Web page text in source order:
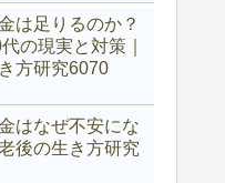
は足りるのか？
の現実と対策｜
方研究6070
はなぜ不安にな
後の生き方研究